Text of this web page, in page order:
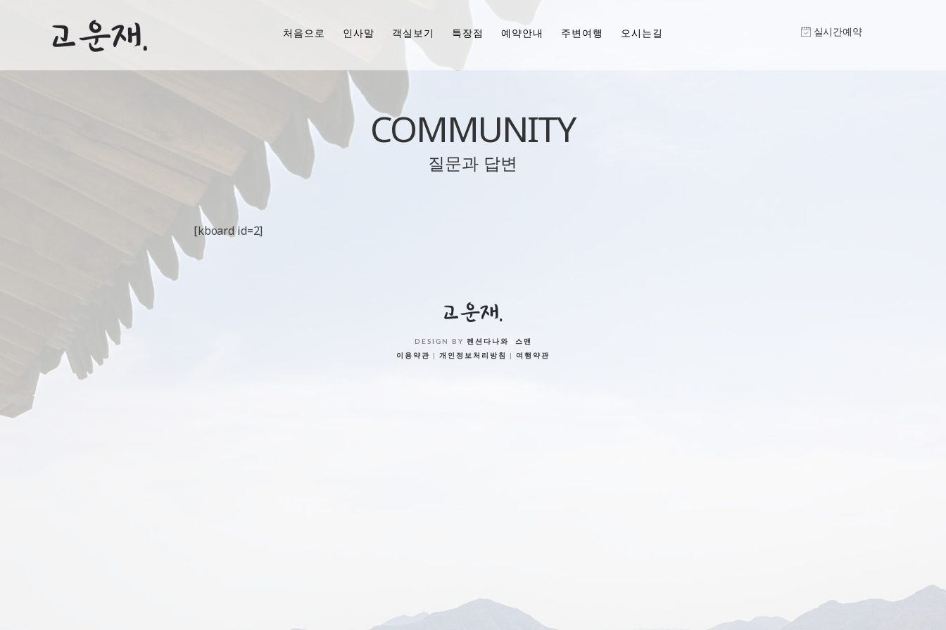
처음으로 인사말 객실보기 특장점 예약안내 주변여행 오시는길 실시간예약
COMMUNITY
질문과 답변
[kboard id=2]
DESIGN BY 펜션다나와
스맨
이용약관
개인정보처리방침 여행약관